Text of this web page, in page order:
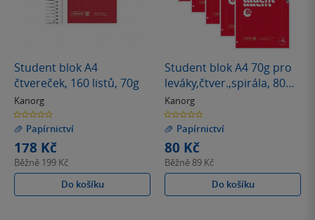
Student blok A4
čtvereček, 160 listů, 70g
Kanorg
0.0
z
5
hvězdiček
Papírnictví
178 Kč
Běžně 199 Kč
Do košíku
Student blok A4 70g pro
leváky,čtver.,spirála, 80
listů
Kanorg
0.0
z
5
hvězdiček
Papírnictví
80 Kč
Běžně 89 Kč
Do košíku